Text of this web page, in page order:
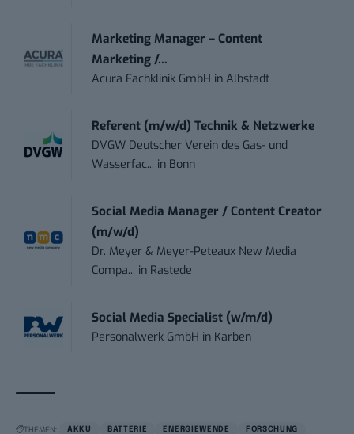
Marketing Manager – Content
Marketing /...
Acura Fachklinik GmbH inAlbstadt
Referent (m/w/d) Technik & Netzwerke
DVGW Deutscher Verein des Gas- und
Wasserfac... in Bonn
Social Media Manager / Content Creator
(m/w/d)
Dr. Meyer & Meyer-Peteaux New Media
Compa... in Rastede
Social Media Specialist (w/m/d)
Personalwerk GmbH in Karben
THEMEN: AKKU BATTERIE ENERGIEWENDE FORSCHUNG